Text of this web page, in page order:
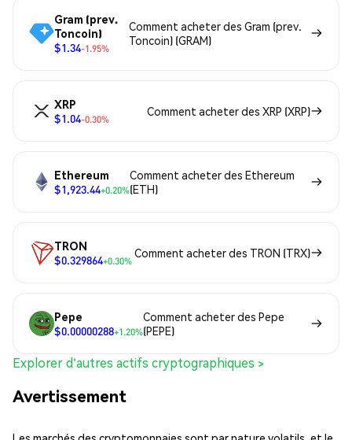
Gram (prev.
Toncoin)
$1.34-1.95%
Comment acheter des Gram (prev.
Toncoin) (GRAM)
XRP
$1.04-0.30%
Comment acheter des XRP (XRP)
Ethereum
$1,923.44+0.20%
Comment acheter des Ethereum
(ETH)
TRON
$0.329864+0.30%
Comment acheter des TRON (TRX)
Pepe
$0.00000288+1.20%
Comment acheter des Pepe
(PEPE)
Explorer d'autres actifs cryptographiques >
Avertissement